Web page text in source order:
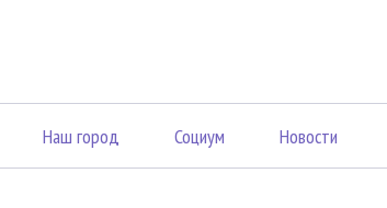
Наш город Социум Новости